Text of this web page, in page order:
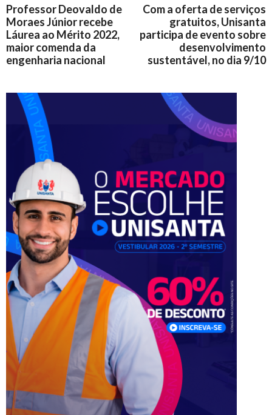
Professor Deovaldo de
Moraes Júnior recebe
Láurea ao Mérito 2022,
maior comenda da
engenharia nacional
Com a oferta de serviços
gratuitos, Unisanta
participa de evento sobre
desenvolvimento
sustentável, no dia 9/10